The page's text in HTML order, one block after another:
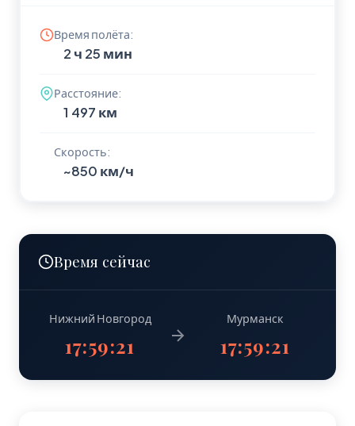
Время полёта:
2 ч 25 мин
Расстояние:
1 497 км
Скорость:
~850 км/ч
Время сейчас
Нижний Новгород
17:59:22
Мурманск
17:59:22